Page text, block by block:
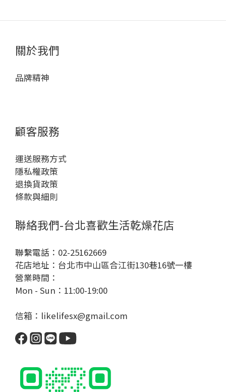
關於我們
品牌精神
顧客服務
運送服務方式
隱私權政策
退換貨政策
條款與細則
聯絡我們-台北喜歡生活乾燥花店
聯繫電話：02-25162669
花店地址：台北市中山區合江街130巷16號一樓
營業時間：
Mon - Sun：11:00-19:00
信箱：likelifesx@gmail.com